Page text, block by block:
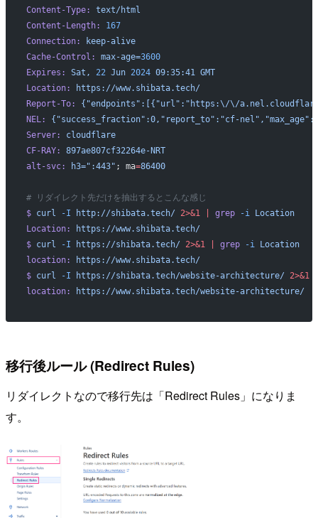
Content-Type:
text/html
Content-Length:
167
Connection:
keep-alive
Cache-Control:
max-age=3600
Expires:
Sat, 22 Jun 2024 09:35:41 GMT
Location:
https://www.shibata.tech/
Report-To:
{"endpoints":[{"url":"https:\/\/
NEL:
{"success_fraction":0,"report_to":"cf-
Server:
cloudflare
CF-RAY:
897ae807cf32264e-NRT
alt-svc:
h3=":443" ; ma=86400
# リダイレクト先だけを抽出するとこんな感じ
$ curl -I http://shibata.tech/ 2>&1 | grep -i Location
Location:
https://www.shibata.tech/
$ curl -I https://shibata.tech/ 2>&1 | grep -i Location
location:
https://www.shibata.tech/
$ curl -I https://shibata.tech/website-architecture/ 2>&1
location:
https://www.shibata.tech/website-architecture/
移行後ルール (Redirect Rules)
リダイレクトなので移行先は「Redirect Rules」になりま
す。